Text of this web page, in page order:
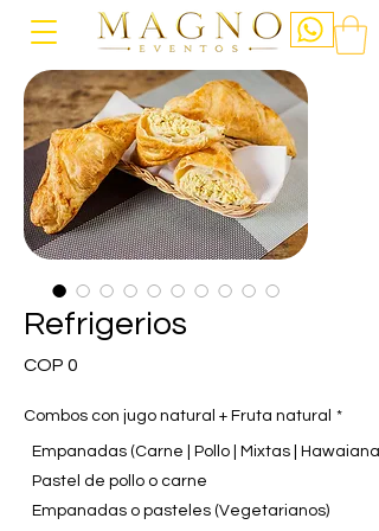
Refrigerios
COP 0
Combos con jugo natural + Fruta natural *
Empanadas (Carne | Pollo | Mixtas | Hawaiana)
Pastel de pollo o carne
Empanadas o pasteles (Vegetarianos)